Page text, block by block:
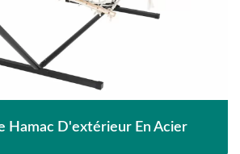
Hamac D'extérieur En Acier